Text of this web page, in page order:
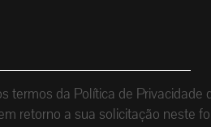
da Política de Privacidade
retorno a sua solicitação neste